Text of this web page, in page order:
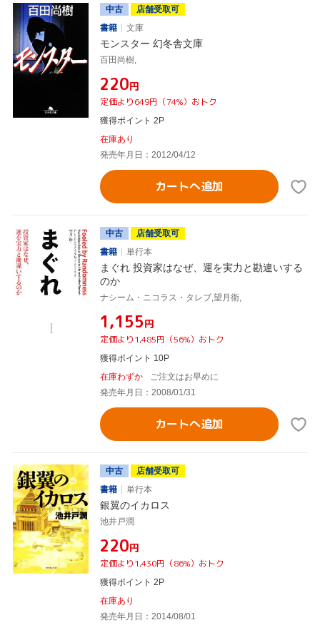
中古
店舗受取可
書籍
文庫
モンスター 幻冬舎文庫
百田尚樹,
¥220円
定価より649円（74%）おトク
獲得ポイント 2P
在庫あり
発売年月日：2012/04/12
カートへ追加
中古
店舗受取可
書籍
単行本
まぐれ 投資家はなぜ、運を実力と勘違いする
のか
ナシーム・ニコラス・タレブ,望月衛,
¥1,155円
定価より1,485円（56%）おトク
獲得ポイント 10P
在庫わずか
ご注文はお早めに
発売年月日：2008/01/31
カートへ追加
中古
店舗受取可
書籍
単行本
銀翼のイカロス
池井戸潤
¥220円
定価より1,430円（86%）おトク
獲得ポイント 2P
在庫あり
発売年月日：2014/08/01